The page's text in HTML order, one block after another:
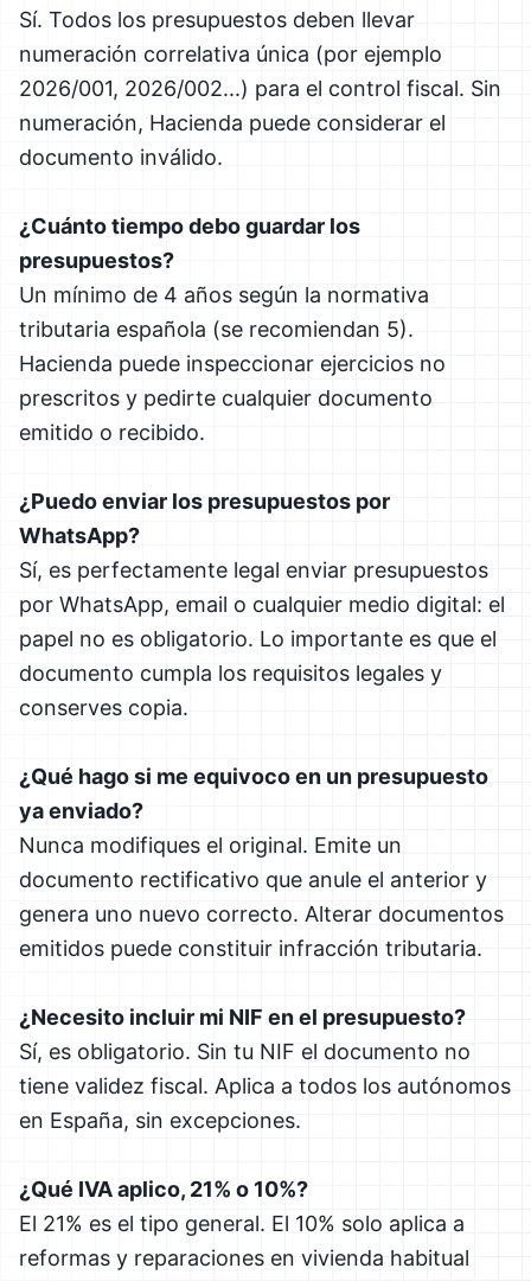
Sí. Todos los presupuestos deben llevar
numeración correlativa única (por ejemplo
2026/001, 2026/002...) para el control fiscal. Sin
numeración, Hacienda puede considerar el
documento inválido.
¿Cuánto tiempo debo guardar los
presupuestos?
Un mínimo de 4 años según la normativa
tributaria española (se recomiendan 5).
Hacienda puede inspeccionar ejercicios no
prescritos y pedirte cualquier documento
emitido o recibido.
¿Puedo enviar los presupuestos por
WhatsApp?
Sí, es perfectamente legal enviar presupuestos
por WhatsApp, email o cualquier medio digital: el
papel no es obligatorio. Lo importante es que el
documento cumpla los requisitos legales y
conserves copia.
¿Qué hago si me equivoco en un presupuesto
ya enviado?
Nunca modifiques el original. Emite un
documento rectificativo que anule el anterior y
genera uno nuevo correcto. Alterar documentos
emitidos puede constituir infracción tributaria.
¿Necesito incluir mi NIF en el presupuesto?
Sí, es obligatorio. Sin tu NIF el documento no
tiene validez fiscal. Aplica a todos los autónomos
en España, sin excepciones.
¿Qué IVA aplico, 21% o 10%?
El 21% es el tipo general. El 10% solo aplica a
reformas y reparaciones en vivienda habitual